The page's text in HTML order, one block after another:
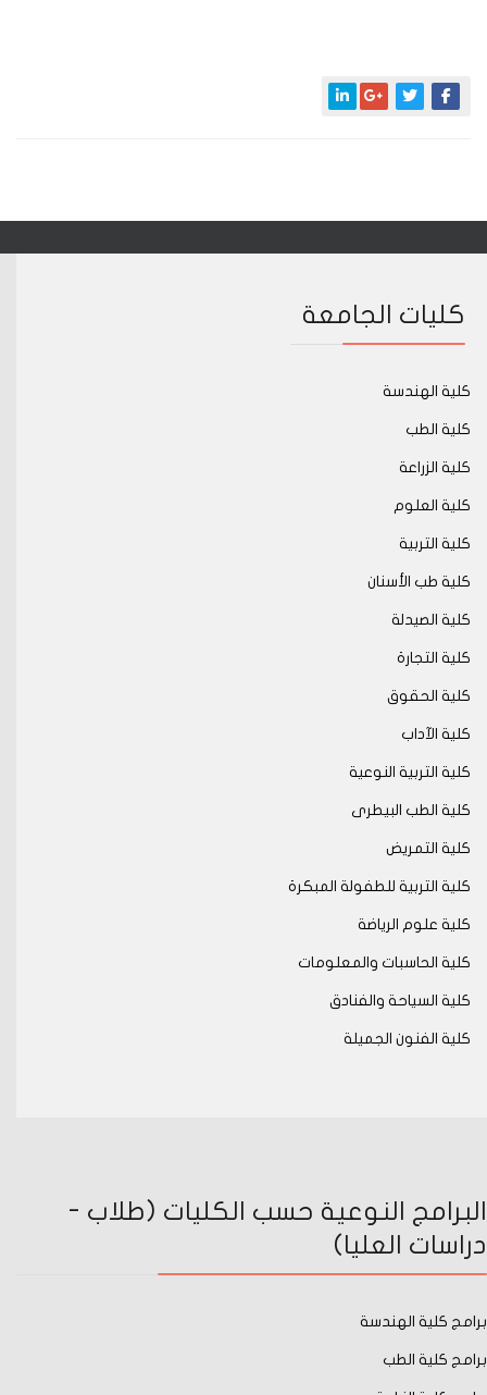
كليات الجامعة
كلية الهندسة
كلية الطب
كلية الزراعة
كلية العلوم
كلية التربية
كلية طب الأسنان
كلية الصيدلة
كلية التجارة
كلية الحقوق
كلية الآداب
كلية التربية النوعية
كلية الطب البيطرى
كلية التمريض
كلية التربية للطفولة المبكرة
كلية علوم الرياضة
كلية الحاسبات والمعلومات
كلية السياحة والفنادق
كلية الفنون الجميلة
البرامج النوعية حسب الكليات (طلاب -
دراسات العليا)
برامج كلية الهندسة
برامج كلية الطب